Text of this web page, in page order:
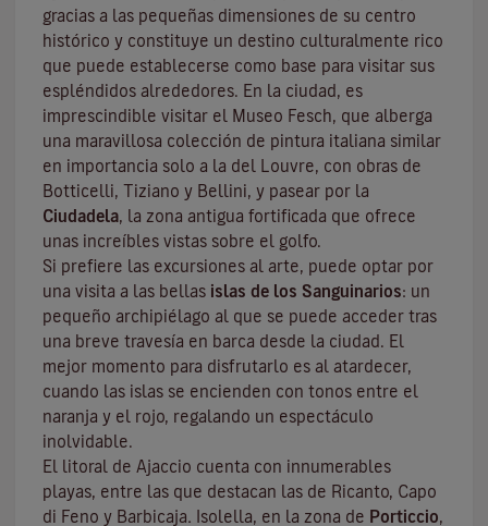
gracias a las pequeñas dimensiones de su centro
histórico y constituye un destino culturalmente rico
que puede establecerse como base para visitar sus
espléndidos alrededores. En la ciudad, es
imprescindible visitar el Museo Fesch, que alberga
una maravillosa colección de pintura italiana similar
en importancia solo a la del Louvre, con obras de
Botticelli, Tiziano y Bellini, y pasear por la
Ciudadela, la zona antigua fortificada que ofrece
unas increíbles vistas sobre el golfo.
Si prefiere las excursiones al arte, puede optar por
una visita a las bellas islas de los Sanguinarios: un
pequeño archipiélago al que se puede acceder tras
una breve travesía en barca desde la ciudad. El
mejor momento para disfrutarlo es al atardecer,
cuando las islas se encienden con tonos entre el
naranja y el rojo, regalando un espectáculo
inolvidable.
El litoral de Ajaccio cuenta con innumerables
playas, entre las que destacan las de Ricanto, Capo
di Feno y Barbicaja. Isolella, en la zona de Porticcio,